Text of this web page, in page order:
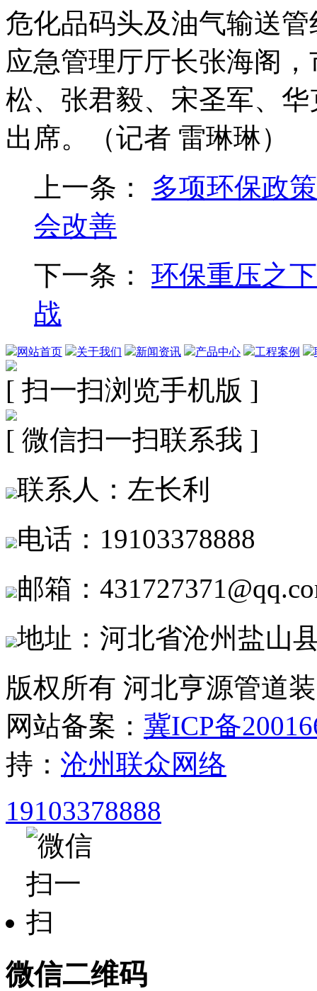
危化品码头及油气输送
应急管理厅厅长张海阁
松、张君毅、宋圣军、
出席。（记者 雷琳琳）
上一条： 多项环保政
会改善
下一条： 环保重压之
战
网站首页 关于我们 新闻资讯 产品中心 工程案例
[ 扫一扫浏览手机版 ]
[ 微信扫一扫联系我 ]
联系人：左长利
电话：19103378888
邮箱：
地址：河北省沧州盐山
版权所有 河北亨源管道
网站备案： 冀ICP备
持： 沧州联众网络
19103378888
微信二维码